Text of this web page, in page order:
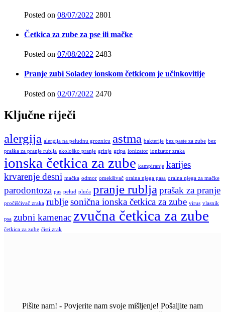
Posted on 08/07/2022 2801
Četkica za zube za pse ili mačke
Posted on 07/08/2022 2483
Pranje zubi Soladey ionskom četkicom je učinkovitije
Posted on 02/07/2022 2470
Ključne riječi
alergija alergija na peludnu groznicu astma bakterije bez paste za zube bez
praška za pranje rublja ekološko pranje grinje gripa ionizator ionizator zraka
ionska četkica za zube kampiranje karijes
krvarenje desni mačka odmor omekšivač oralna njega pasa oralna njega za mačke
parodontoza pas pelud pluća pranje rubljaprašak za pranje
pročišćivač zraka rubljesonična ionska četkica za zube virus vlasnik
psa zubni kamenaczvučna četkica za zube
četkica za zube čisti zrak
Pišite nam! - Povjerite nam svoje mišljenje! Pošaljite nam